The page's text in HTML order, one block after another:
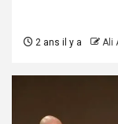
2 ans il y a Ali